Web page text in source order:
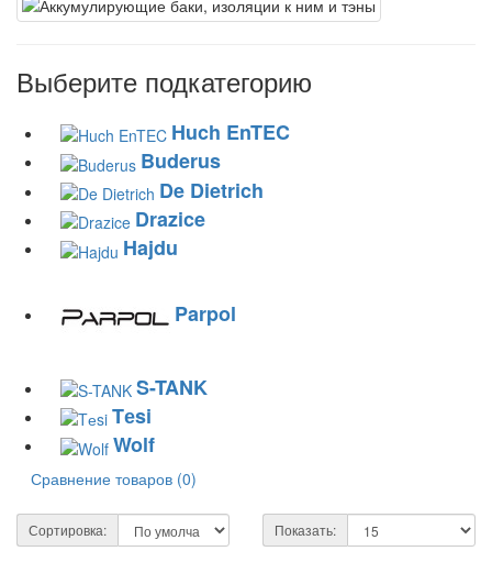
Выберите подкатегорию
Huch EnTEC
Buderus
De Dietrich
Drazice
Hajdu
Parpol
S-TANK
Tеsi
Wolf
Сравнение товаров (0)
Сортировка: Показать: